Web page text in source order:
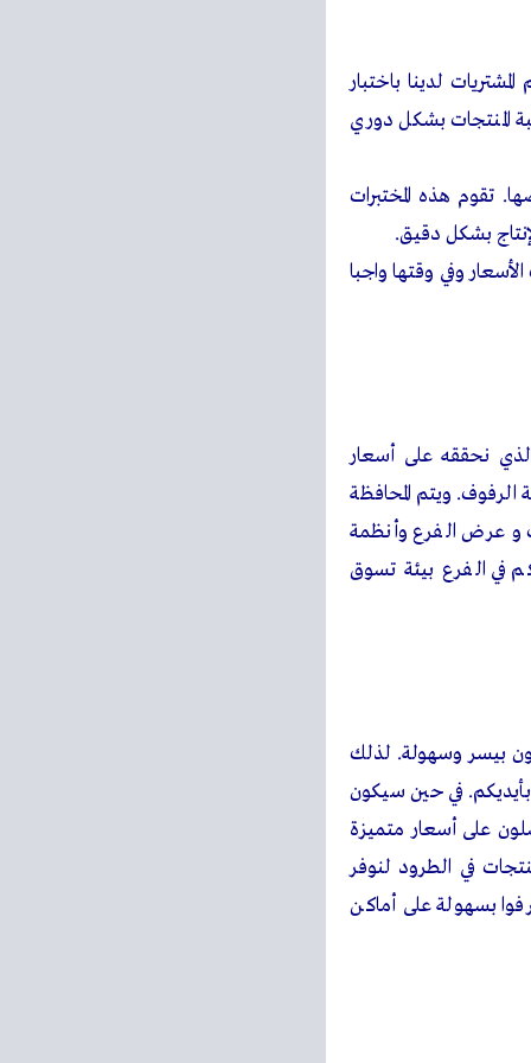
لدينا باختبار
المنتجات بشكل دوري
تقوم هذه المختبرات
بشكل دقيق.
وفي وقتها واجبا
الذي نحققه على أسعار
ويتم المحافظة
و عرض الفرع وأنظمة
في الفرع بيئة تسوق
بيسر وسهولة. لذلك
في حين سيكون
على أسعار متميزة
في الطرود لنوفر
بسهولة على أماكن